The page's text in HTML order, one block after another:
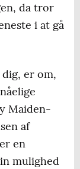
da tror
i at gå
er om,
Maiden-
af
en
mulighed